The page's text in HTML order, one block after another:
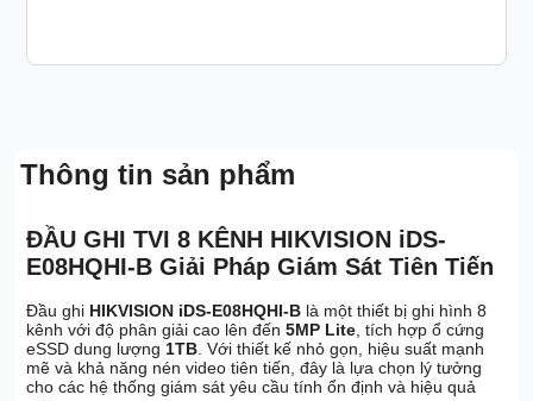
Thông tin sản phẩm
ĐẦU GHI TVI 8 KÊNH HIKVISION iDS-
E08HQHI-B Giải Pháp Giám Sát Tiên Tiến
Đầu ghi HIKVISION iDS-E08HQHI-B là một thiết bị ghi hình 8
kênh với độ phân giải cao lên đến5MP Lite , tích hợp ổ cứng
eSSD dung lượng 1TB . Với thiết kế nhỏ gọn, hiệu suất mạnh
mẽ và khả năng nén video tiên tiến, đây là lựa chọn lý tưởng
cho các hệ thống giám sát yêu cầu tính ổn định và hiệu quả